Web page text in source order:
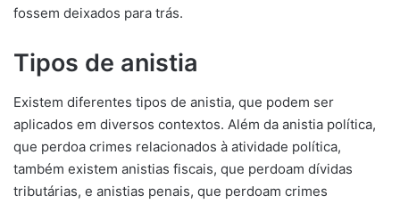
fossem deixados para trás.
Tipos de anistia
Existem diferentes tipos de anistia, que podem ser
aplicados em diversos contextos. Além da anistia política,
que perdoa crimes relacionados à atividade política,
também existem anistias fiscais, que perdoam dívidas
tributárias, e anistias penais, que perdoam crimes